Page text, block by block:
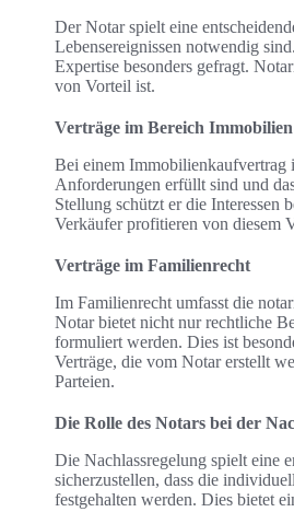
Der Notar spielt eine
Lebensereignissen notwendig
Expertise besonders gefragt.
von Vorteil ist.
Verträge im Bereich Immobilien
Bei einem Immobilienkaufvertrag
Anforderungen erfüllt sind und
Stellung schützt er die Interessen
Verkäufer profitieren von diesem
Verträge im Familienrecht
Im Familienrecht umfasst die
Notar bietet nicht nur rechtliche
formuliert werden. Dies ist
Verträge, die vom Notar erstellt
Parteien.
Die Rolle des Notars bei der
Die Nachlassregelung spielt eine
sicherzustellen, dass die
festgehalten werden. Dies bietet